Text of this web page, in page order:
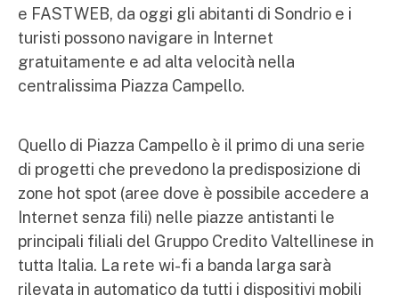
e FASTWEB, da oggi gli abitanti di Sondrio e i
turisti possono navigare in Internet
gratuitamente e ad alta velocità nella
centralissima Piazza Campello.
Quello di Piazza Campello è il primo di una serie
di progetti che prevedono la predisposizione di
zone hot spot (aree dove è possibile accedere a
Internet senza fili) nelle piazze antistanti le
principali filiali del Gruppo Credito Valtellinese in
tutta Italia. La rete wi-fi a banda larga sarà
rilevata in automatico da tutti i dispositivi mobili